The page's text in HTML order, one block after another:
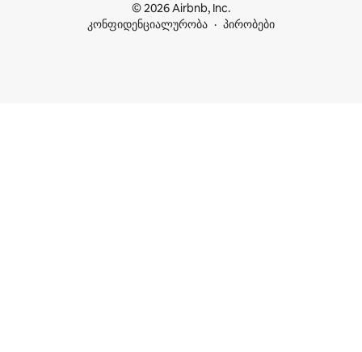
© 2026 Airbnb, Inc.
კონფიდენციალურობა
პირობები